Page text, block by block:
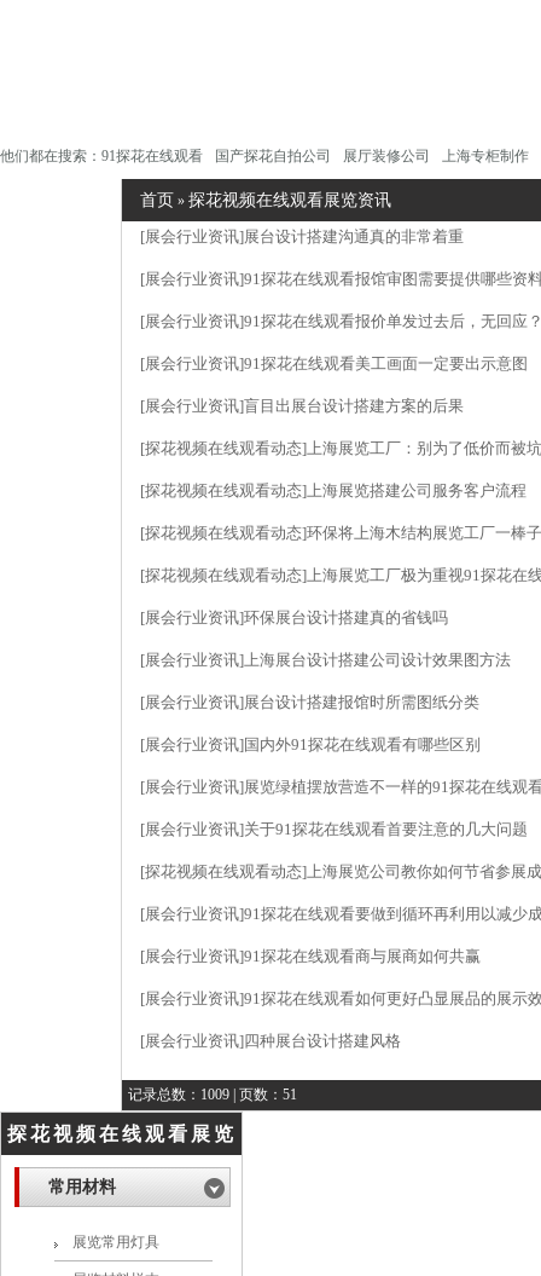
他们都在搜索： 91探花在线观看 国产探花自拍公司 展厅装修公司 上海专柜制作
首页 » 探花视频在线观看展览资讯
[展会行业资讯]展台设计搭建沟通真的非常着重
[展会行业资讯]91探花在线观看报馆审图需要提供哪些资
[展会行业资讯]91探花在线观看报价单发过去后，无回应
[展会行业资讯]91探花在线观看美工画面一定要出示意图
[展会行业资讯]盲目出展台设计搭建方案的后果
[探花视频在线观看动态]上海展览工厂：别为了低价而被坑
[探花视频在线观看动态]上海展览搭建公司服务客户流程
[探花视频在线观看动态]环保将上海木结构展览工厂一棒
[探花视频在线观看动态]上海展览工厂极为重视91探花在
[展会行业资讯]环保展台设计搭建真的省钱吗
[展会行业资讯]上海展台设计搭建公司设计效果图方法
[展会行业资讯]展台设计搭建报馆时所需图纸分类
[展会行业资讯]国内外91探花在线观看有哪些区别
[展会行业资讯]展览绿植摆放营造不一样的91探花在线观
[展会行业资讯]关于91探花在线观看首要注意的几大问题
[探花视频在线观看动态]上海展览公司教你如何节省参展
[展会行业资讯]91探花在线观看要做到循环再利用以减少
[展会行业资讯]91探花在线观看商与展商如何共赢
[展会行业资讯]91探花在线观看如何更好凸显展品的展示
[展会行业资讯]四种展台设计搭建风格
记录总数：1009 | 页数：51
探花视频在线观看展览
资讯
常用材料
展览常用灯具